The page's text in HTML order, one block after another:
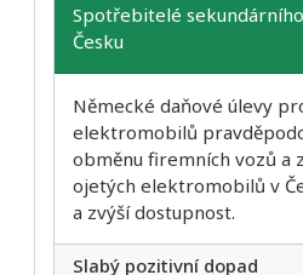
Spotřebitelé
Česku
Německé daňové úlevy
elektromobilů
obměnu firemních vozů a
ojetých elektromobilů v
a zvýší dostupnost.
Slabý pozitivní dopad